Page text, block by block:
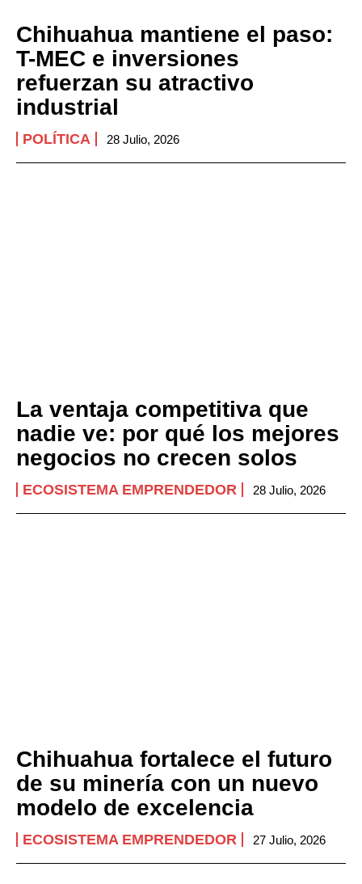
Chihuahua mantiene el paso:
T-MEC e inversiones
refuerzan su atractivo
industrial
POLÍTICA 28 Julio, 2026
La ventaja competitiva que
nadie ve: por qué los mejores
negocios no crecen solos
ECOSISTEMA EMPRENDEDOR 28 Julio, 2026
Chihuahua fortalece el futuro
de su minería con un nuevo
modelo de excelencia
ECOSISTEMA EMPRENDEDOR 27 Julio, 2026